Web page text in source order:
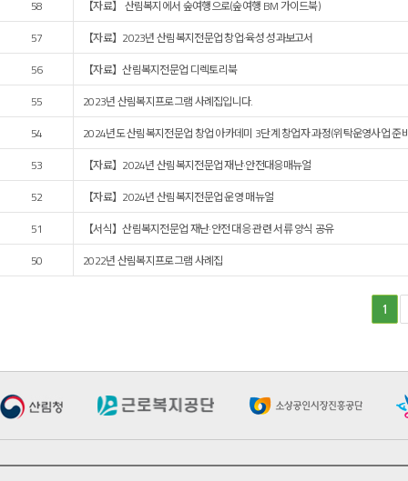
58
【자료】 산림복지에서 숲여행으로(숲여행 BM 가이드북)
57
【자료】2023년 산림복지전문업 창업·육성 성과보고서
56
【자료】산림복지전문업 디렉토리북
55
2023년 산림복지프로그램 사례집입니다.
54
2024년도 산림복지전문업 창업 아카데미 3단계 창업자 과정(위탁운영사업 준
53
【자료】2024년 산림복지전문업 재난·안전대응매뉴얼
52
【자료】2024년 산림복지전문업 운영 매뉴얼
51
【서식】산림복지전문업 재난·안전 대응 관련 서류 양식 공유
50
2022년 산림복지프로그램 사례집
1